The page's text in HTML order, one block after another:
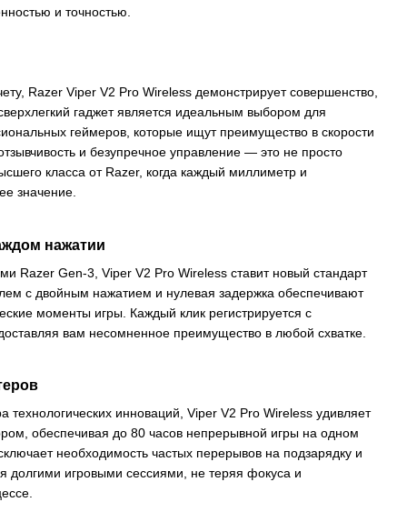
и точностью.
Razer Viper V2 Pro Wireless демонстрирует совершенство,
гаджет является идеальным выбором для
геймеров, которые ищут преимущество в скорости
и безупречное управление — это не просто
класса от Razer, когда каждый миллиметр и
значение.
нажатии
Razer Gen-3, Viper V2 Pro Wireless ставит новый стандарт
с двойным нажатием и нулевая задержка обеспечивают
моменты игры. Каждый клик регистрируется с
вам несомненное преимущество в любой схватке.
инноваций, Viper V2 Pro Wireless удивляет
обеспечивая до 80 часов непрерывной игры на одном
необходимость частых перерывов на подзарядку и
долгими игровыми сессиями, не теряя фокуса и